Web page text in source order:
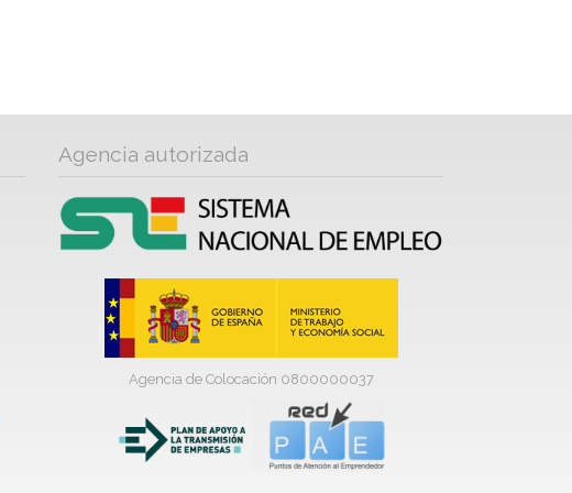
Agencia autorizada
Agencia de Colocación 0800000037